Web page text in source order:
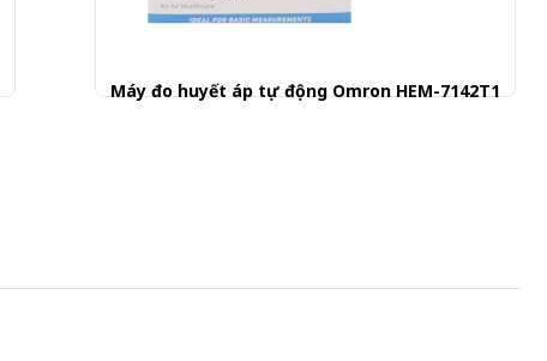
Máy đo huyết áp tự động Omron HEM-7142T1